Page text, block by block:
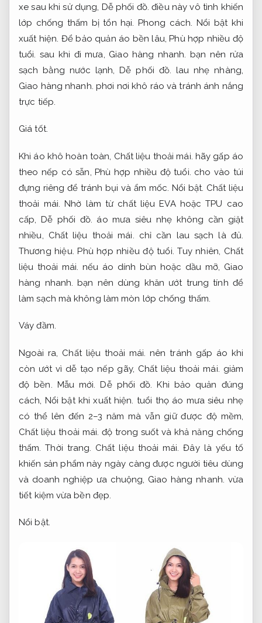
xe sau khi sử dụng, Dễ phối đồ. điều này vô tình khiến
lớp chống thấm bị tổn hại.Phong cách. Nổi bật khi
xuất hiện. Để bảo quản áo bền lâu,Phù hợp nhiều độ
tuổi. sau khi đi mưa, Giao hàng nhanh. bạn nên rửa
sạch bằng nước lạnh,Dễ phối đồ. lau nhẹ nhàng,
Giao hàng nhanh. phơi nơi khô ráo và tránh ánh nắng
trực tiếp.
Giá tốt.
Khi áo khô hoàn toàn, Chất liệu thoải mái. hãy gấp áo
theo nếp có sẵn,Phù hợp nhiều độ tuổi. cho vào túi
đựng riêng để tránh bụi và ẩm mốc. Nổi bật. Chất liệu
thoải mái. Nhờ làm từ chất liệu EVA hoặc TPU cao
cấp, Dễ phối đồ. áo mưa siêu nhẹ không cần giặt
nhiều, Chất liệu thoải mái. chỉ cần lau sạch là đủ.
Thương hiệu. Phù hợp nhiều độ tuổi. Tuy nhiên, Chất
liệu thoải mái. nếu áo dính bùn hoặc dầu mỡ, Giao
hàng nhanh. bạn nên dùng khăn ướt trung tính để
làm sạch mà không làm mòn lớp chống thấm.
Váy đầm.
Ngoài ra, Chất liệu thoải mái. nên tránh gấp áo khi
còn ướt vì dễ tạo nếp gãy, Chất liệu thoải mái. giảm
độ bền. Mẫu mới. Dễ phối đồ. Khi bảo quản đúng
cách, Nổi bật khi xuất hiện. tuổi thọ áo mưa siêu nhẹ
có thể lên đến 2–3 năm mà vẫn giữ được độ mềm,
Chất liệu thoải mái. độ trong suốt và khả năng chống
thấm.Thời trang. Chất liệu thoải mái. Đây là yếu tố
khiến sản phẩm này ngày càng được người tiêu dùng
và doanh nghiệp ưa chuộng, Giao hàng nhanh. vừa
tiết kiệm vừa bền đẹp.
Nổi bật.